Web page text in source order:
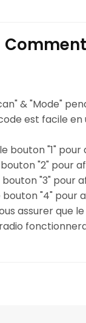
& "Mode"
est facile
bouton "1"
"2" pour
bouton "3"
"4" pour
assurer que